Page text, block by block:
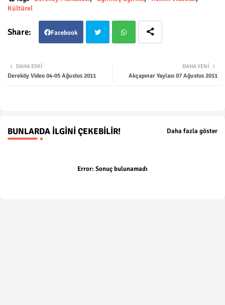
Kültürel
Facebook
ter tsap
DAHA YENI
Akçapınar Yaylası 07 Ağustos 2011
DAHA ESKI
Dereköy Video 04-05 Ağustos 2011
BUNLARDA İLGINI ÇEKEBILIR! Daha fazla göster
Error: Sonuç bulunamadı